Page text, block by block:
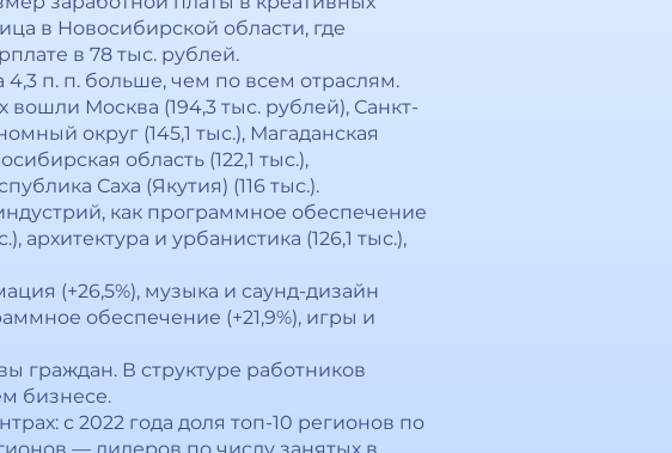
в Новосибирской области, где
в 78 тыс. рублей.
п. п. больше, чем по всем отраслям.
Москва (194,3 тыс. рублей), Санкт-
округ (145,1 тыс.), Магаданская
область (122,1 тыс.),
Саха (Якутия) (116 тыс.).
как программное обеспечение
архитектура и урбанистика (126,1 тыс.),
(+26,5%), музыка и саунд-дизайн
обеспечение (+21,9%), игры и
граждан. В структуре работников
бизнесе.
с 2022 года доля топ-10 регионов по